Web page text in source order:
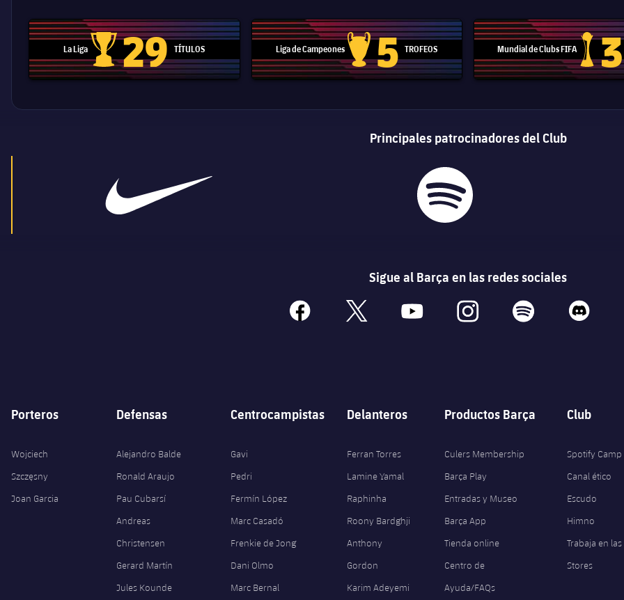
La Liga
Trofeo de La Liga
29 TÍTULOS Liga de Campeones
Trofeo de la Liga de Campeones
5 TROFEOS Mundial de Clubs FIFA
Trofeo3
Principales patrocinadores del Club
Sigue al Barça en las redes sociales
facebook x youtube instagram spotify discord
Porteros
Wojciech
Szczęsny
Joan Garcia
Defensas
Alejandro Balde
Ronald Araujo
Pau Cubarsí
Andreas
Christensen
Gerard Martín
Jules Kounde
Centrocampistas
Gavi
Pedri
Fermín López
Marc Casadó
Frenkie de Jong
Dani Olmo
Marc Bernal
Delanteros
Ferran Torres
Lamine Yamal
Raphinha
Roony Bardghji
Anthony
Gordon
Karim Adeyemi
Productos Barça
Culers Membership
Barça Play
Entradas y Museo
Barça App
Tienda online
Centro de
Ayuda/FAQs
Club
Spotify
Canal ético
Escudo
Himno
Trabaja en
Stores